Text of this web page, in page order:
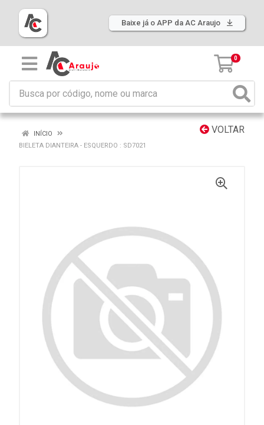
Baixe já o APP da AC Araujo
0
VOLTAR
INÍCIO
BIELETA DIANTEIRA - ESQUERDO : SD7021